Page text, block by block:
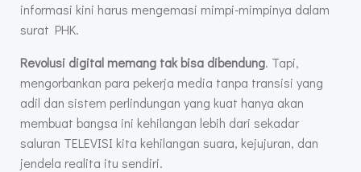
informasi kini harus mengemasi mimpi-mimpinya dalam
surat PHK.
Revolusi digital memang tak bisa dibendung. Tapi,
mengorbankan para pekerja media tanpa transisi yang
adil dan sistem perlindungan yang kuat hanya akan
membuat bangsa ini kehilangan lebih dari sekadar
saluran TELEVISI kita kehilangan suara, kejujuran, dan
jendela realita itu sendiri.